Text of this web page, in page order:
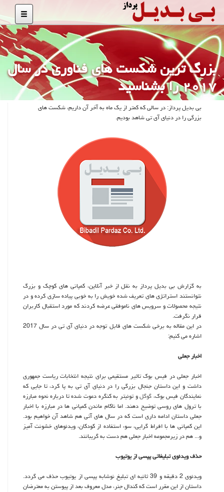
بزرگ ترین شكست های فناوری در سال
۲۰۱۷ را بشناسید
بی بدیل پرداز: در سالی كه كمتر از یك ماه به آخر آن داریم، شكست های
بزرگی را در دنیای آی تی شاهد بودیم.
به گزارش بی بدیل پرداز به نقل از خبر آنلاین، كمپانی های كوچك و بزرگ
نتوانستند استراتژی های تعریف شده خویش را به خوبی پیاده سازی كرده و در
نتیجه محصولات و سرویس های ناموفقی عرضه كردند كه مورد استقبال كاربران
قرار نگرفت.
در این مقاله به برخی شكست های قابل توجه در دنیای آی تی در سال 2017
اشاره می كنیم:
اخبار جعلی
اخبار جعلی در فیس بوك تاثیر مستقیمی برای نتیجه انتخابات ریاست جمهوری
داشت و این داستان جنجال بزرگی را در دنیای آی تی به پا كرد، تا جایی كه
نمایندگان فیس بوك،گوگلو توئیتر به كنگره دعوت شده تا درباره نحوه مبارزه
با ترول های روسی توضیح دهند. اما ناكام ماندن كمپانی ها در مبارزه با اخبار
جعلی داستان ادامه داری است كه در سال های آتی هم شاهد آن خواهیم بود.
این كمپانی ها با افراط گرایی، سوء استفاده از كودكان، ویدئوهای خشونت آمیز
و... هم در زیرمجموعه اخبار جعلی هم دست به گریبانند.
حذف ویدئوی تبلیغاتی پپسی از یوتیوب
ویدئوی 2 دقیقه و 39 ثانیه ای تبلیغ نوشابه پپسی از یوتیوب حذف می گردد.
داستان از این مقرر است كه كندال جنر، مدل معروف بعد از پیوستن به معترضان